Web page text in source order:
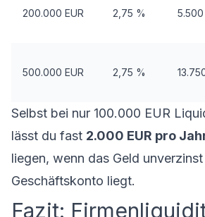
200.000 EUR 2,75 % 5.500
500.000 EUR 2,75 %
Selbst bei nur 100.000 EUR
lässt du fast 2.000 EUR pro
liegen, wenn das Geld
Geschäftskonto liegt.
Fazit: